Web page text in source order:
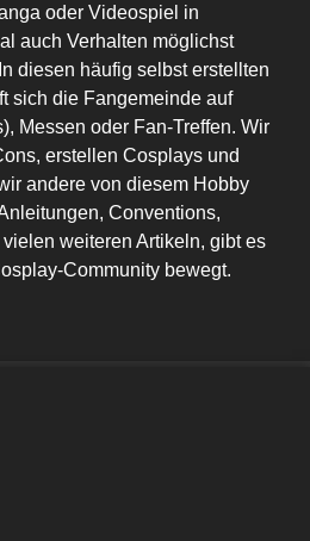
oder Videospiel in
auch Verhalten möglichst
diesen häufig selbst erstellten
sich die Fangemeinde auf
Messen oder Fan-Treffen. Wir
erstellen Cosplays und
andere von diesem Hobby
Conventions,
weiteren Artikeln, gibt es
Community bewegt.